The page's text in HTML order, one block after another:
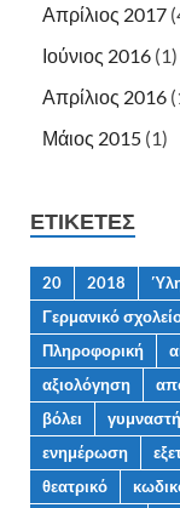
Απρίλιος 2017
Ιούνιος 2016 (1)
Απρίλιος 2016
Μάιος 2015 (1)
ΕΤΙΚΈΤΕΣ
20 2018
Γερμανικό
Πληροφορική
αξιολόγηση
βόλει
ενημέρωση
θεατρικό